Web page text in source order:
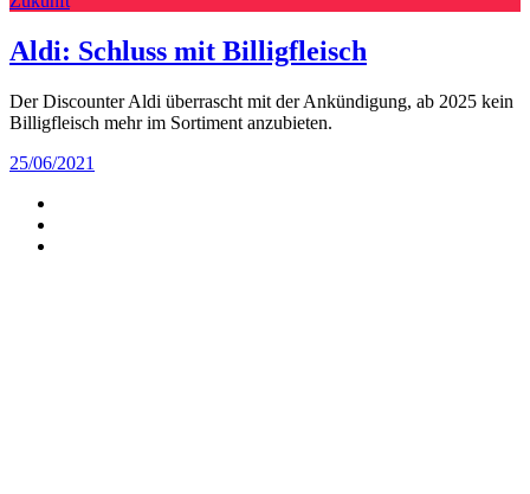
Aldi: Schluss mit Billigfleisch
Der Discounter Aldi überrascht mit der Ankündigung, ab 2025 kein
Billigfleisch mehr im Sortiment anzubieten.
25/06/2021